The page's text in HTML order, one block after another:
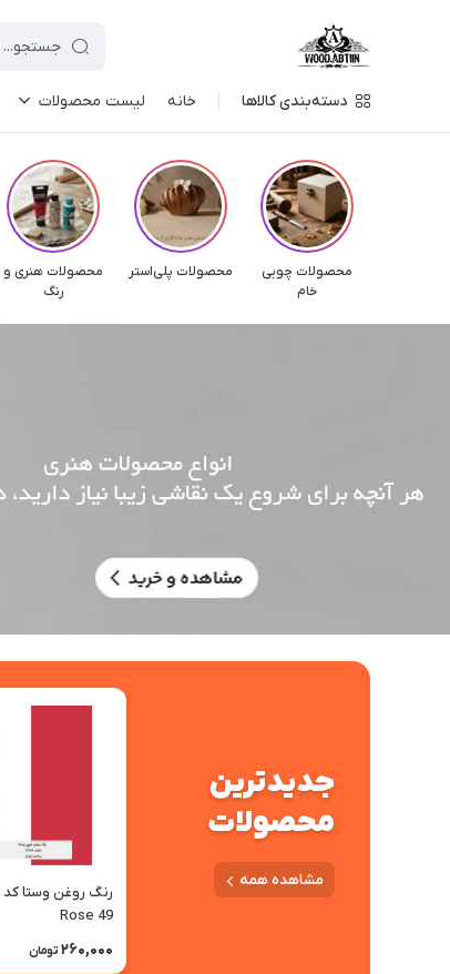
دسته‌بندی کالاها خانه لیست محصولات
محصولات چوبی
خام
محصولات پلی‌استر
محصولات هنری و
رنگ
جدیدترین
محصولات
مشاهده همه
Rose 49
260,000 تومان